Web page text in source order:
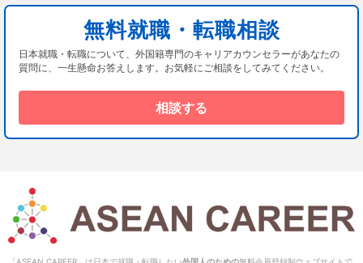
無料就職・転職相談
日本就職・転職について、外国籍専門のキャリアカウンセラーがあなたの
質問に、一生懸命お答えします。お気軽にご相談をしてみてください。
相談する